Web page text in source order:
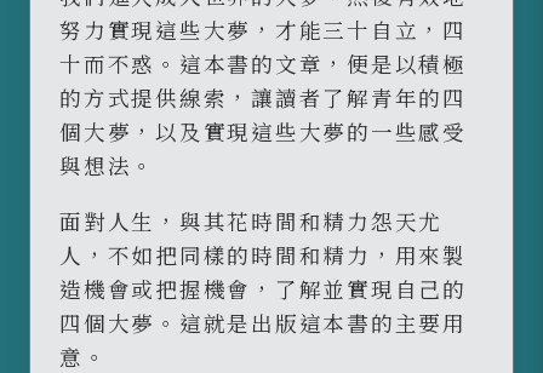
努力實現這些大夢，才能三十自立，四
十而不惑。這本書的文章，便是以積極
的方式提供線索，讓讀者了解青年的四
個大夢，以及實現這些大夢的一些感受
與想法。
面對人生，與其花時間和精力怨天尤
人，不如把同樣的時間和精力，用來製
造機會或把握機會，了解並實現自己的
四個大夢。這就是出版這本書的主要用
意。